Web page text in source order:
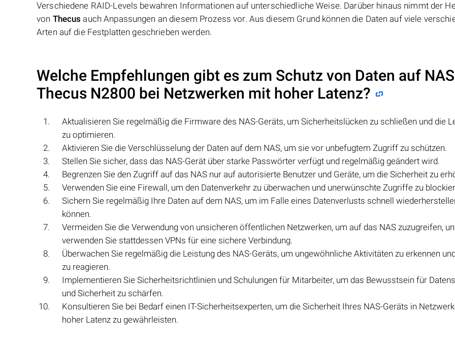
Verschiedene RAID-Levels bewahren Informationen auf unterschiedliche Weise. Darüber hinaus nimmt der
von Thecus auch Anpassungen an diesem Prozess vor. Aus diesem Grund können die Daten auf viele
Arten auf die Festplatten geschrieben werden.
Welche Empfehlungen gibt es zum Schutz von Daten auf NAS
Thecus N2800 bei Netzwerken mit hoher Latenz?
Aktualisieren Sie regelmäßig die Firmware des NAS-Geräts, um Sicherheitslücken zu schließen und die
zu optimieren.
Aktivieren Sie die Verschlüsselung der Daten auf dem NAS, um sie vor unbefugtem Zugriff zu schützen.
Stellen Sie sicher, dass das NAS-Gerät über starke Passwörter verfügt und regelmäßig geändert wird.
Begrenzen Sie den Zugriff auf das NAS nur auf autorisierte Benutzer und Geräte, um die Sicherheit zu
Verwenden Sie eine Firewall, um den Datenverkehr zu überwachen und unerwünschte Zugriffe zu
Sichern Sie regelmäßig Ihre Daten auf dem NAS, um im Falle eines Datenverlusts schnell
können.
Vermeiden Sie die Verwendung von unsicheren öffentlichen Netzwerken, um auf das NAS zuzugreifen,
verwenden Sie stattdessen VPNs für eine sichere Verbindung.
Überwachen Sie regelmäßig die Leistung des NAS-Geräts, um ungewöhnliche Aktivitäten zu erkennen
zu reagieren.
Implementieren Sie Sicherheitsrichtlinien und Schulungen für Mitarbeiter, um das Bewusstsein für
und Sicherheit zu schärfen.
Konsultieren Sie bei Bedarf einen IT-Sicherheitsexperten, um die Sicherheit Ihres NAS-Geräts in
hoher Latenz zu gewährleisten.